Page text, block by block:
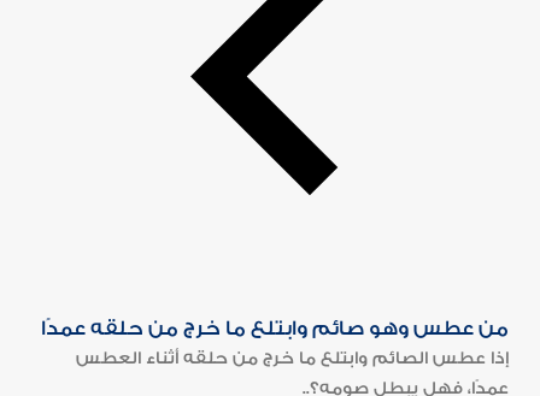
من عطس وهو صائم وابتلع ما خرج من حلقه عمدًا
إذا عطس الصائم وابتلع ما خرج من حلقه أثناء العطس
عمدًا، فهل يبطل صومه؟..